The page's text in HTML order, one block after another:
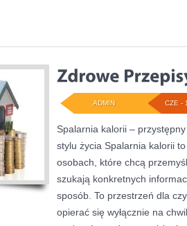
CZE -
ADMIN
Spalarnia kalorii –
stylu życia Spalarnia kalorii
osobach, które chcą
szukają konkretnych
sposób. To przestrzeń dla
opierać się wyłącznie na